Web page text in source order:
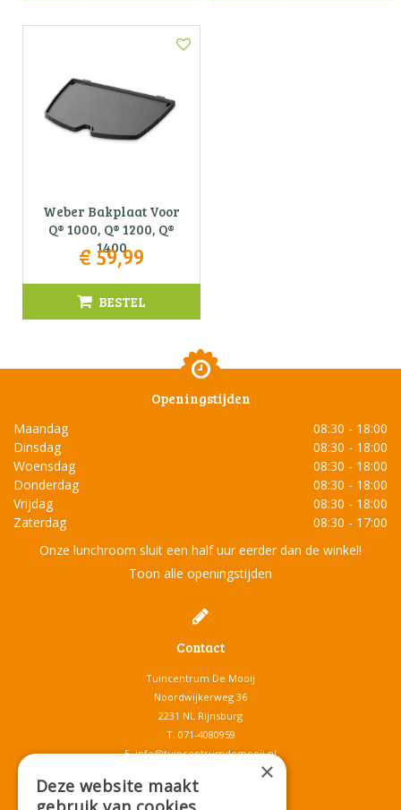
Weber Bakplaat Voor
Q® 1000, Q® 1200, Q®
1400
€ 59,99
BESTEL
Openingstijden
Maandag
08:30 - 18:00
Dinsdag
08:30 - 18:00
Woensdag
08:30 - 18:00
Donderdag
08:30 - 18:00
Vrijdag
08:30 - 18:00
Zaterdag
08:30 - 17:00
Onze lunchroom sluit een half uur eerder dan de winkel!
Toon alle openingstijden
Contact
Tuincentrum De Mooij
Noordwijkerweg 36
2231 NL Rijnsburg
T. 071-4080959
E.info@tuincentrumdemooij.nl
×
Deze website maakt